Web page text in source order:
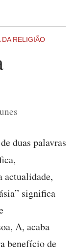
RELIGIÃO
duas palavras
actualidade,
significa
A, acaba
benefício de